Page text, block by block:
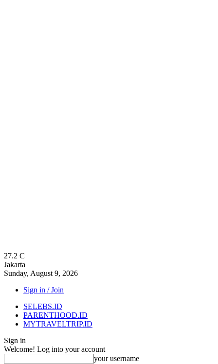
27.2 C
Jakarta
Sunday, August 9, 2026
Sign in / Join
SELEBS.ID
PARENTHOOD.ID
MYTRAVELTRIP.ID
Sign in
Welcome! Log into your account
your username